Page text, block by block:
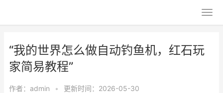
“我的世界怎么做自动钓鱼机，红石玩
家简易教程”
作者： admin • 更新时间：2026-05-30